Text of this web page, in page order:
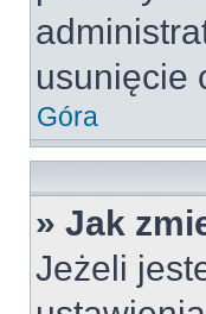
usunięcie
Góra
» Jak
Jeżeli